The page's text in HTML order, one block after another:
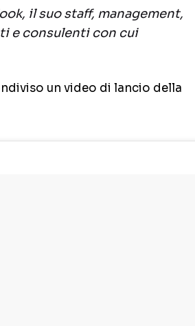
il suo staff, management,
e consulenti con cui
un video di lancio della